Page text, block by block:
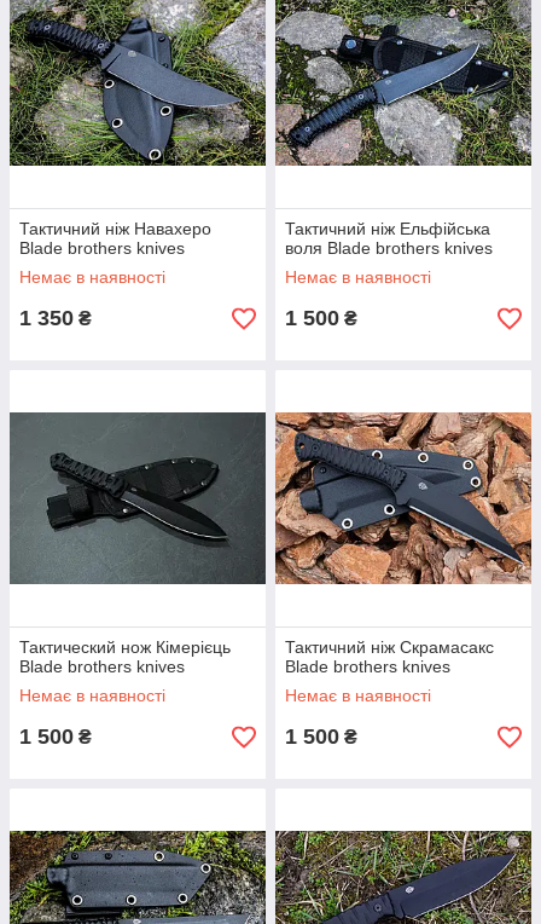
Тактичний ніж Навахеро
Blade brothers knives
Немає в наявності
1 350 ₴
Тактичний ніж Ельфійська
воля Blade brothers knives
Немає в наявності
1 500 ₴
Тактический нож Кімерієць
Blade brothers knives
Немає в наявності
1 500 ₴
Тактичний ніж Скрамасакс
Blade brothers knives
Немає в наявності
1 500 ₴